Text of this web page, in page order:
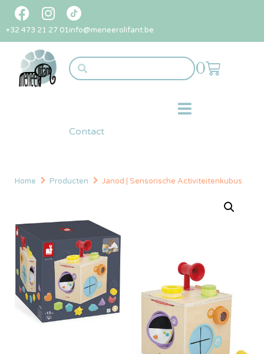
+32 473 21 27 01info@meneerolifant.be
0
Contact
Home Producten Janod | Sensorische Activiteitenkubus